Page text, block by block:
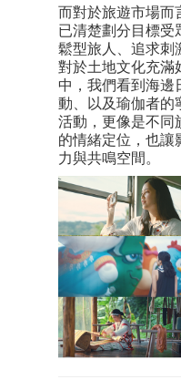
而對於旅遊市場而
已清楚劃分目標
鬆型旅人、追求刺
對於土地文化充滿
中，我們看到海
動、以及瑜伽者的
活動，更像是不同
的情緒定位，也
力與共鳴空間。